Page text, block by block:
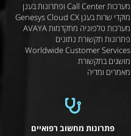
מערכות Call Center ופתרונות בענן
מוקדי שרות בענן Genesys Cloud CX
מערכות טלפוניה מתקדמות AVAYA
פתרונות תקשורת נתונים
Worldwide Customer Services
מושגים בתקשורת
מאמרים ומדיה
פתרונות מחשוב רפואיים